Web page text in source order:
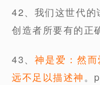
42、我们这世代
创造者所要有的正
43、神是爱：然而
远不足以描述神。